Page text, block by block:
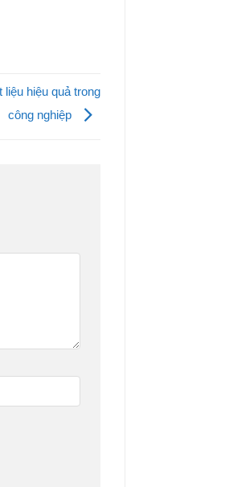
liệu hiệu quả trong
công nghiệp